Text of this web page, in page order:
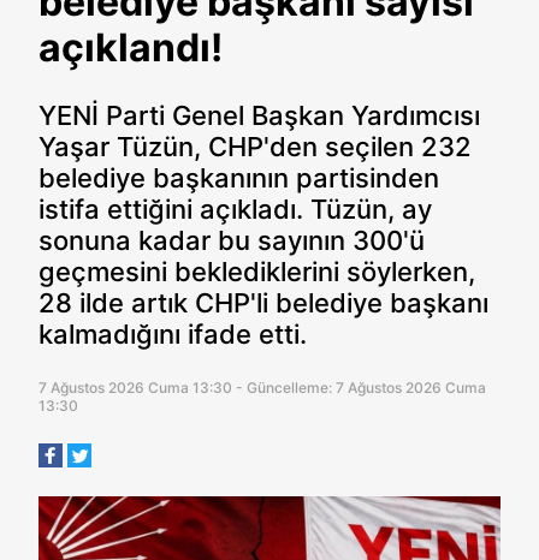
açıklandı!
YENİ Parti Genel Başkan Yardımcısı
Yaşar Tüzün, CHP'den seçilen 232
belediye başkanının partisinden
istifa ettiğini açıkladı. Tüzün, ay
sonuna kadar bu sayının 300'ü
geçmesini beklediklerini söylerken,
28 ilde artık CHP'li belediye başkanı
kalmadığını ifade etti.
7 Ağustos 2026 Cuma 13:30 - Güncelleme: 7 Ağustos 2026 Cuma
13:30